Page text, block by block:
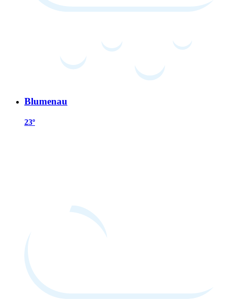
Blumenau
23º